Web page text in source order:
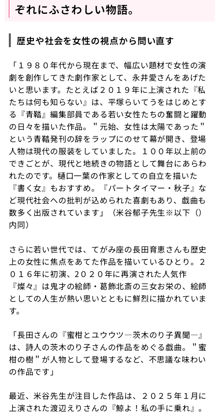
ぞれにふさわしい物語。
歴史や社会を女性の視点から問い直す
「１９８０年代から現在まで、幅広い題材で女性の演
劇を創作してきた劇作家として、永井愛さんをあげた
いと思います。たとえば２０１９年に上演された『私
たちは何も知らない』は、平塚らいてうをはじめとす
る『青鞜』編集部員である若い女性たちの奮闘と躍動
の日々を描いた作品。＂元始、女性は太陽であった＂
という青鞜発刊の辞をラップにのせて幕が開き、登場
人物は現代の服装をしていました。１００年以上前の
できごとが、現代と地続きの物語として舞台にあらわ
れたのです。樋口一葉の作家としての自立を描いた
『書く女』もおすすめ。『パートタイマー・秋子』な
ど現代社会への批判が込められた喜劇もあり、戯曲も
数多く出版されています」（米谷郁子先生※以下（）
内同）
さらに若い世代では、てがみ座の長田育恵さんも歴史
上の女性に焦点をあてた作品を描いているひとり。２
０１６年に初演、2 ０２０年に再演された人気作
『燦々』は鬼才の絵師・葛飾北斎の三女お栄の、絵師
としての人生が熱い思いとともに鮮烈に描かれていま
す。
「長田さんの『蜜柑とユウウツ―茨木のり子異聞―』
は、詩人の茨木のり子さんの作品をめぐる戯曲。＂蜜
柑の樹＂が人物として登場するなど、不思議な味わい
の作品です」
最近、米谷先生が注目した作品は、２０２５年１月に
上演された渡辺えりさんの『鯨よ！私の手に乗れ』。